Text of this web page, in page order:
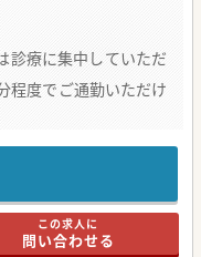
診療に集中していただ
程度でご通勤いただけ
床規模の総合病院
この求人に
問い合わせる